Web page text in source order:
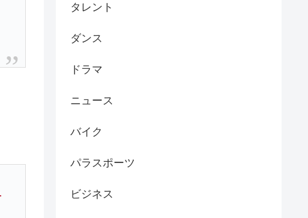
タレント
ダンス
ドラマ
ニュース
バイク
パラスポーツ
ビジネス